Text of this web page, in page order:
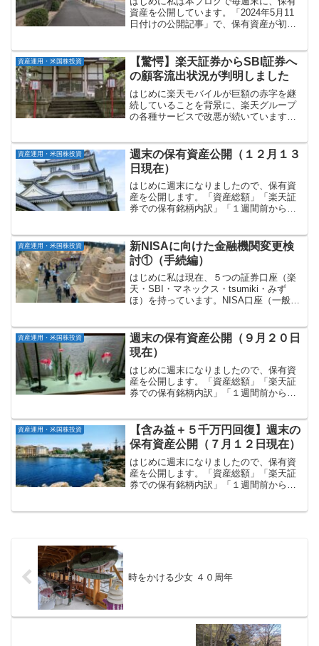
資産を公開しています。「2024年5月11
日付けの公開記事」で、保有資産が初め
係る税金を除けば、実質的には２億円を
超えていません。...
資産運用・米国株投資
【驚愕】楽天証券からSBI証券へ
の顧客流出状況が判明しました
はじめに楽天モバイルが巨額の赤字を継
続していることを背景に、楽天グループ
の各種サービスで改悪が続いています。
り、投信保有ポイント（投信残高に応じ
たポイント付与）が事実上廃...
資産運用・米国株投資
週末の保有資産公開（１２月１３
日現在）
はじめに週末になりましたので、保有資
産を公開します。「資産総額」「楽天証
券での保有銘柄内訳」「１週間前からの
ードで管理している資産総額（１２月１
３日現在）は以下の通りで...
資産運用・米国株投資
新NISAに向けた金融機関変更検
討①（手続編）
はじめに私は現在、５つの証券口座（楽
天・SBI・マネックス・tsumiki・みず
ほ）を持っています。NISA口座（一般
円）の投資が済んでいる状態です。来年
から始ま...
資産運用・米国株投資
週末の保有資産公開（９月２０日
現在）
はじめに週末になりましたので、保有資
産を公開します。「資産総額」「楽天証
券での保有銘柄内訳」「１週間前からの
ードで管理している資産総額（９月２０
日現在）は以下の通りです...
資産運用・米国株投資
【含み益＋５千万円回復】週末の
保有資産公開（７月１２日現在）
はじめに週末になりましたので、保有資
産を公開します。「資産総額」「楽天証
券での保有銘柄内訳」「１週間前からの
時をかける少女 ４０周年